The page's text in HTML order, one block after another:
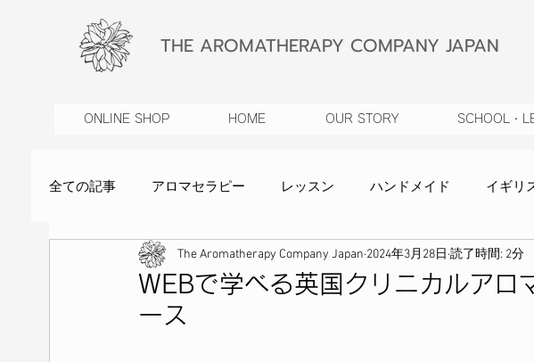
THE AROMATHERAPY COMPANY JAPAN
ONLINE SHOP HOME OUR STORY SCHOOL・
全ての記事 アロマセラピー レッスン ハンドメイド イギリ
ヒーリング IFPA認定校 植物療法 お知らせ WEBショッ
WEBで学べる英国クリニカルアロ
ース
The Aromatherapy Company Japan 2024年3月28日 読了時間: 2分